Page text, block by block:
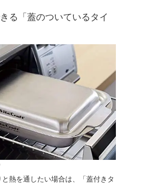
る「蓋のついているタイ
熱を通したい場合は、「蓋付きタ